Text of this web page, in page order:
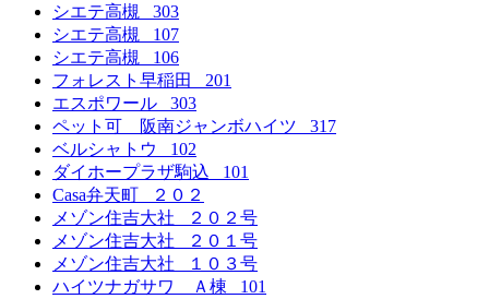
シエテ高槻 303
シエテ高槻 107
シエテ高槻 106
フォレスト早稲田 201
エスポワール 303
ペット可 阪南ジャンボハイツ 317
ベルシャトウ 102
ダイホープラザ駒込 101
Casa弁天町 ２０２
メゾン住吉大社 ２０２号
メゾン住吉大社 ２０１号
メゾン住吉大社 １０３号
ハイツナガサワ Ａ棟 101